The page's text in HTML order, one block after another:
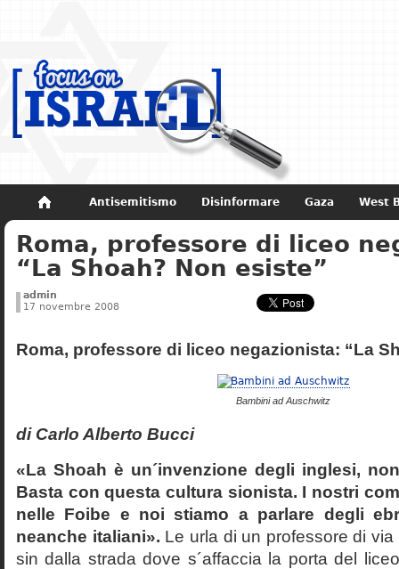
Antisemitismo Disinformare Gaza West
Non dimenticare Storia di Israele
Roma, professore di liceo
“La Shoah? Non esiste”
admin
17 novembre 2008
Roma, professore di liceo negazionista: “La
Bambini ad Auschwitz
di Carlo Alberto Bucci
«La Shoah è un´invenzione degli inglesi,
Basta con questa cultura sionista. I nostri
nelle Foibe e noi stiamo a parlare degli
neanche italiani». Le urla di un professore di
sin dalla strada dove s´affaccia la porta del